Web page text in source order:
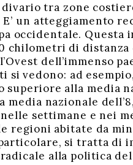
tra zone
un atteggiamento
occidentale. Questa
chilometri di distanza
dell’immenso
si vedono: ad
alla media
nazionale
settimane e nei
regioni abitate da
si tratta di
alla politica del